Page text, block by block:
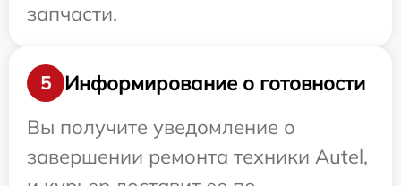
запчасти.
5
Информирование о готовности
Вы получите уведомление о
завершении ремонта техники Autel,